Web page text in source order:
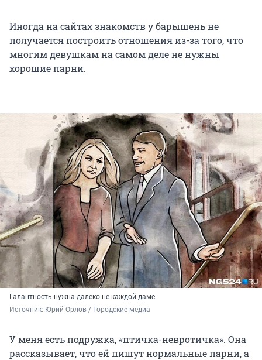
Иногда на сайтах знакомств у барышень не
получается построить отношения из-за того, что
многим девушкам на самом деле не нужны
хорошие парни.
Галантность нужна далеко не каждой даме
Источник: Юрий Орлов / Городские медиа
У меня есть подружка, «птичка-невротичка». Она
рассказывает, что ей пишут нормальные парни, а